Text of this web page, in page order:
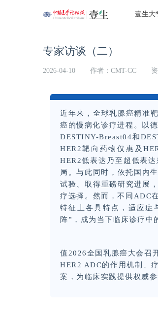
壹生大
专家访谈（二）
2026-04-10 作者：CMT-CC
近年来，全球乳腺癌精准
癌的慢病化诊疗进程。以
DESTINY-Breast04和
HER2靶向药物仅惠及
HER2低表达乃至超低表
局。与此同时，依托国内
试验、取得重磅研究进展
疗选择。然而，不同ADC
特征上各具特点，适应症
阵”，成为当下临床诊疗中
值 2026全国乳腺癌大会召
HER2 ADC的作用机制、
案，为临床实践提供权威